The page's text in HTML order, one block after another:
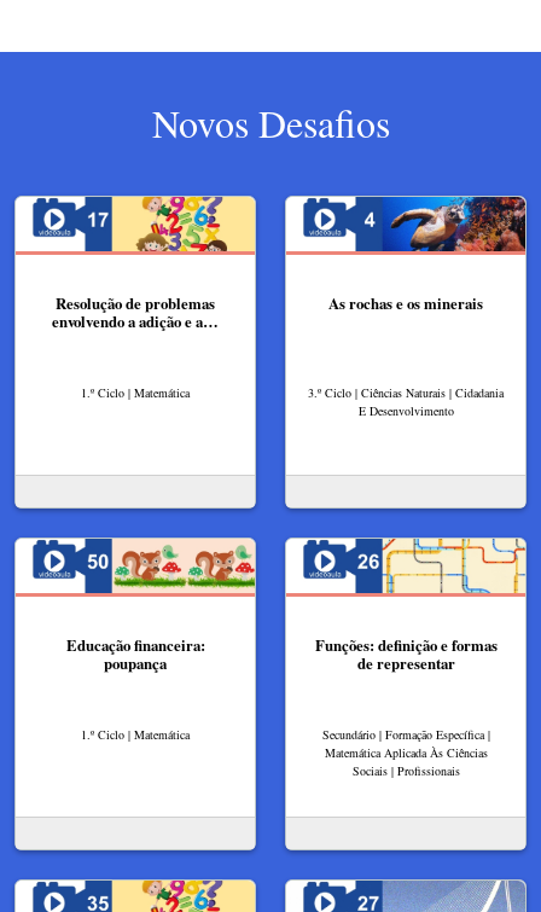
Novos Desafios
Resolução de problemas
envolvendo a adição e a…
1.º Ciclo | Matemática
As rochas e os minerais
3.º Ciclo | Ciências Naturais | Cidadania
E Desenvolvimento
Educação financeira:
poupança
1.º Ciclo | Matemática
Funções: definição e formas
de representar
Secundário | Formação Específica |
Matemática Aplicada Às Ciências
Sociais | Profissionais